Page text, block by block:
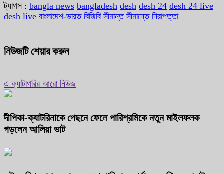
ট্যাগস : bangla news bangladesh desh desh 24 desh 24 live
desh live বাংলাদেশ-ভারত বিজিবি সীমান্ত সীমান্তে নিরাপত্তা
নিউজটি শেয়ার করুন
এ ক্যাটাগরির আরো নিউজ
দীপিকা-ক্যাটরিনাকে পেছনে ফেলে পারিশ্রমিকে নতুন মাইলফলক
গড়লেন আলিয়া ভাট